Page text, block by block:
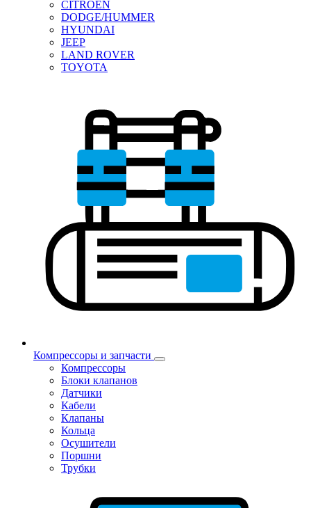
CITROEN
DODGE/HUMMER
HYUNDAI
JEEP
LAND ROVER
TOYOTA
Компрессоры и запчасти
Компрессоры
Блоки клапанов
Датчики
Кабели
Клапаны
Кольца
Осушители
Поршни
Трубки